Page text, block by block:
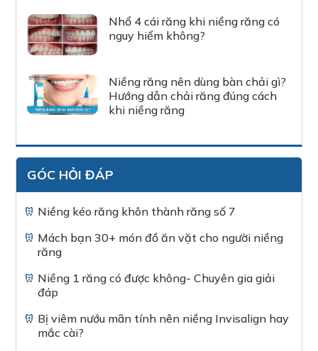
Nhổ 4 cái răng khi niềng răng có
nguy hiểm không?
Niềng răng nên dùng bàn chải gì?
Hướng dẫn chải răng đúng cách
khi niềng răng
GÓC HỎI ĐÁP
Niềng kéo răng khôn thành răng số 7
Mách bạn 30+ món đồ ăn vặt cho người niềng
răng
Niềng 1 răng có được không- Chuyên gia giải
đáp
Bị viêm nướu mãn tính nên niềng Invisalign hay
mắc cài?